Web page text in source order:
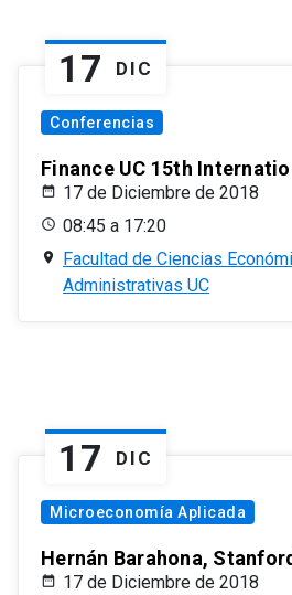
17 DIC
Conferencias
Finance UC 15th
17 de Diciembre de 2018
08:45 a 17:20
Facultad de Ciencias
Administrativas UC
17 DIC
Microeconomía Aplicada
Hernán Barahona,
17 de Diciembre de 2018